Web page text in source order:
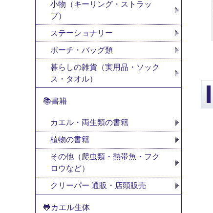
小物（キーリング・ストラッ
プ）
ステーショナリー
ポーチ・バッグ類
暮らしの雑貨（実用品・ソック
ス・タオル）
📚書籍
カエル・両生類の書籍
植物の書籍
その他（爬虫類・熱帯魚・フク
ロウなど）
クリーパー 通販・店頭販売
🐸カエル生体